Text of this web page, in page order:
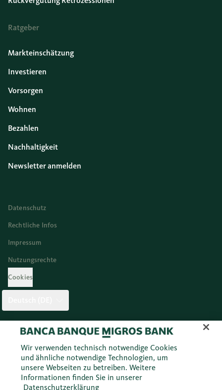
Ratgeber
Markteinschätzung
Investieren
Vorsorgen
Wohnen
Bezahlen
Nachhaltigkeit
Newsletter anmelden
Datenschutz
Rechtliche Infos
Impressum
Nutzungsrechte
Cookies
Twitter Facebook Blog Instagram Youtube
© 2026 Migros Bank AG
Wir verwenden technisch notwendige Cookies
und ähnliche notwendige Technologien, um
unsere Webseiten zu betreiben. Weitere
Informationen finden Sie in unserer
Datenschutzerklärung